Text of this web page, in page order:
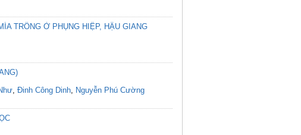
TRỒNG Ở PHỤNG HIỆP, HẬU GIANG
, Đinh Công Dinh, Nguyễn Phú Cường